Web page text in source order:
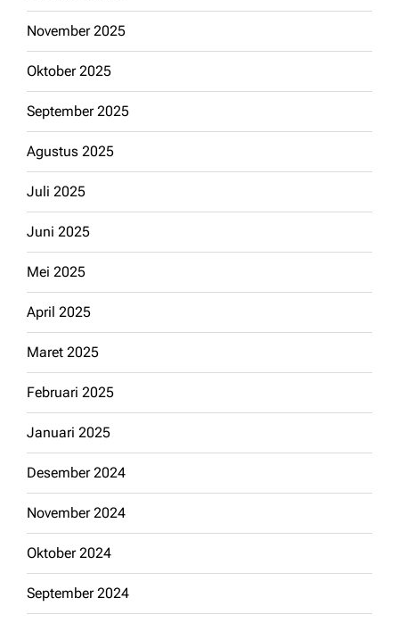
November 2025
Oktober 2025
September 2025
Agustus 2025
Juli 2025
Juni 2025
Mei 2025
April 2025
Maret 2025
Februari 2025
Januari 2025
Desember 2024
November 2024
Oktober 2024
September 2024